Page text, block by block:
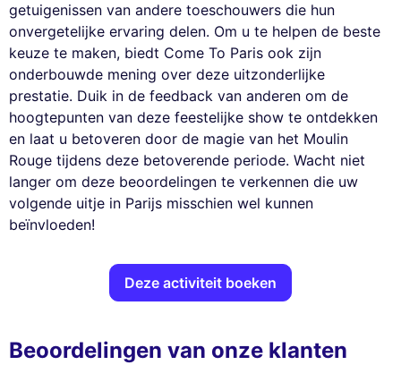
getuigenissen van andere toeschouwers die hun
onvergetelijke ervaring delen. Om u te helpen de beste
keuze te maken, biedt Come To Paris ook zijn
onderbouwde mening over deze uitzonderlijke
prestatie. Duik in de feedback van anderen om de
hoogtepunten van deze feestelijke show te ontdekken
en laat u betoveren door de magie van het Moulin
Rouge tijdens deze betoverende periode. Wacht niet
langer om deze beoordelingen te verkennen die uw
volgende uitje in Parijs misschien wel kunnen
beïnvloeden!
Deze activiteit boeken
Beoordelingen van onze klanten